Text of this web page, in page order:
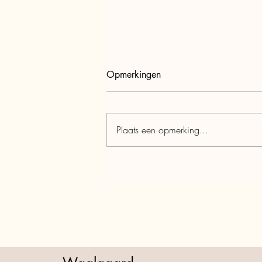
Een week later...
Opmerkingen
Plaats een opmerking...